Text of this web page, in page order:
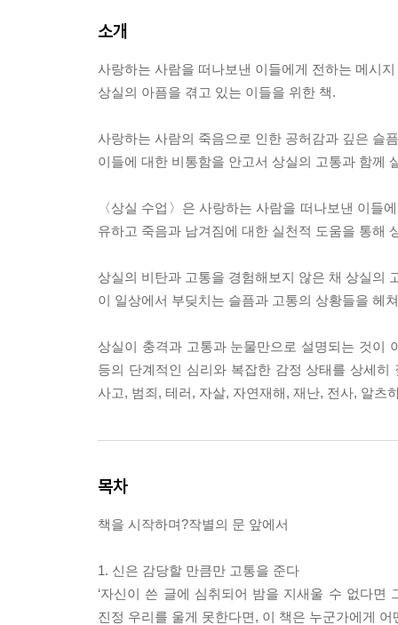
소개
사랑하는 사람을 떠나보낸 이들에게 전하는 메시지
상실의 아픔을 겪고 있는 이들을 위한 책.
사랑하는 사람의 죽음으로 인한 공허감과 깊은 슬
이들에 대한 비통함을 안고서 상실의 고통과 함께
〈상실 수업〉은 사랑하는 사람을 떠나보낸 이들
유하고 죽음과 남겨짐에 대한 실천적 도움을 통해
상실의 비탄과 고통을 경험해보지 않은 채 상실의
이 일상에서 부딪치는 슬픔과 고통의 상황들을 헤
상실이 충격과 고통과 눈물만으로 설명되는 것이
등의 단계적인 심리와 복잡한 감정 상태를 상세
사고, 범죄, 테러, 자살, 자연재해, 재난, 전사, 알츠
목차
책을 시작하며?작별의 문 앞에서
1. 신은 감당할 만큼만 고통을 준다
‘자신이 쓴 글에 심취되어 밤을 지새울 수 없다
진정 우리를 울게 못한다면, 이 책은 누군가에게